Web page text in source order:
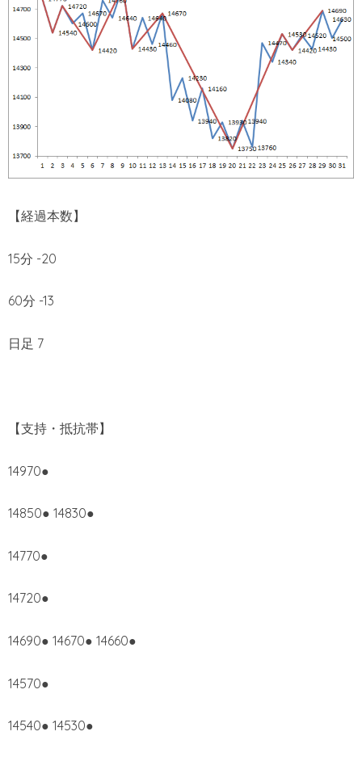
【経過本数】
15分 -20
60分 -13
日足 7
【支持・抵抗帯】
14970●
14850● 14830●
14770●
14720●
14690● 14670● 14660●
14570●
14540● 14530●